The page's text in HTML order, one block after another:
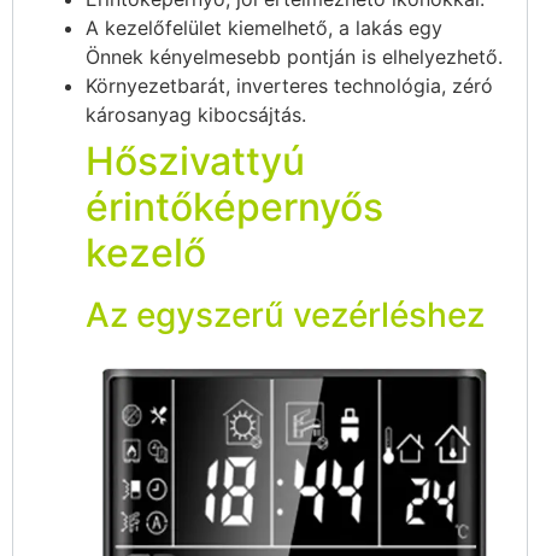
A kezelőfelület kiemelhető, a lakás egy
Önnek kényelmesebb pontján is elhelyezhető.
Környezetbarát, inverteres technológia, zéró
károsanyag kibocsájtás.
Hőszivattyú
érintőképernyős
kezelő
Az egyszerű vezérléshez